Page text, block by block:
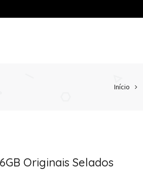
Início
Originais Selados